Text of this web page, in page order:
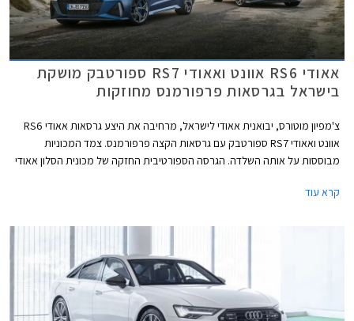
אאודי RS6 אוונט ואאודי RS7 ספורטבק מושקת
בישראל בגרסאות פרפורמנס מחוזקות
צ'מפיון מוטורס, יבואנית אאודי לישראל, מרחיבה את היצע גרסאות אאודי RS6
אוונט ואאודי RS7 ספורטבק עם גרסאות הקצה פרפורמנס. צמד המכוניות
מבוססות על אותה השלדה. הגרסה הספורטיבית החזקה של מכונית הסלון אאודי
קרא עוד